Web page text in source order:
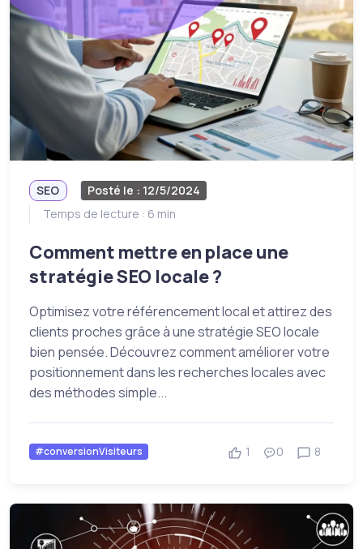
SEO
Posté le : 12/5/2024
Temps de lecture : 6 min
Comment mettre en place une
stratégie SEO locale ?
Optimisez votre référencement local et attirez des
clients proches grâce à une stratégie SEO locale
bien pensée. Découvrez comment améliorer votre
positionnement dans les recherches locales avec
des méthodes simple...
#conversionVisiteurs 1 0 8